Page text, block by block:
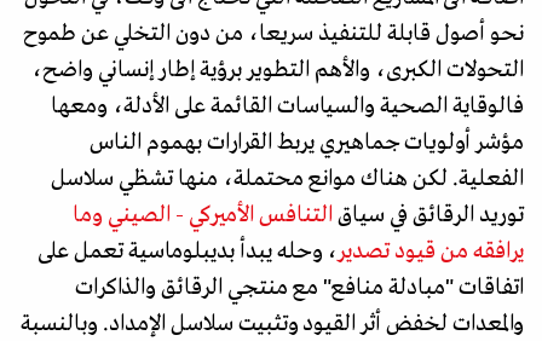
نحو أصول قابلة للتنفيذ سريعا، من دون التخلي عن طموح
التحولات الكبرى، والأهم التطوير برؤية إطار إنساني واضح،
فالوقاية الصحية والسياسات القائمة على الأدلة، ومعها
مؤشر أولويات جماهيري يربط القرارات بهموم الناس
الفعلية. لكن هناك موانع محتملة، منها تشظي سلاسل
توريد الرقائق في سياق التنافس الأميركي - الصيني وما
يرافقه من قيود تصدير، وحله يبدأ بديبلوماسية تعمل على
اتفاقات "مبادلة منافع" مع منتجي الرقائق والذاكرات
والمعدات لخفض أثر القيود وتثبيت سلاسل الإمداد. وبالنسبة